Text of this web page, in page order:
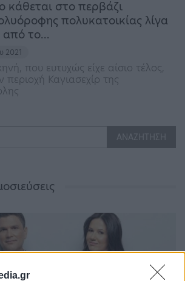
κάθεται στο περβάζι
πολυκατοικίας λίγα
από το…
2021
που ευτυχώς είχε αίσιο τέλος,
περιοχή Καγιασεχίρ της